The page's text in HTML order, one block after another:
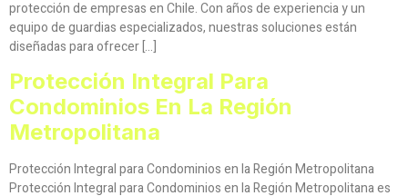
protección de empresas en Chile. Con años de experiencia y un
equipo de guardias especializados, nuestras soluciones están
diseñadas para ofrecer […]
Protección Integral Para
Condominios En La Región
Metropolitana
Protección Integral para Condominios en la Región Metropolitana
Protección Integral para Condominios en la Región Metropolitana es